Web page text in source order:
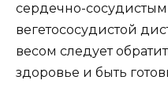
сердечно-
вегетососудистой
весом следует
здоровье и быть